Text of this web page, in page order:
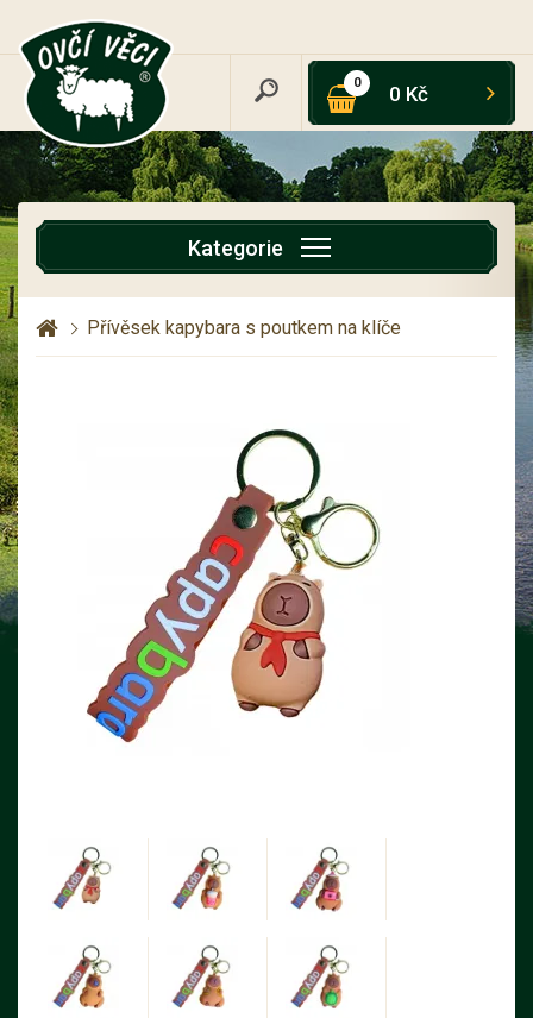
0 0 Kč
Kategorie
Přívěsek kapybara s poutkem na klíče